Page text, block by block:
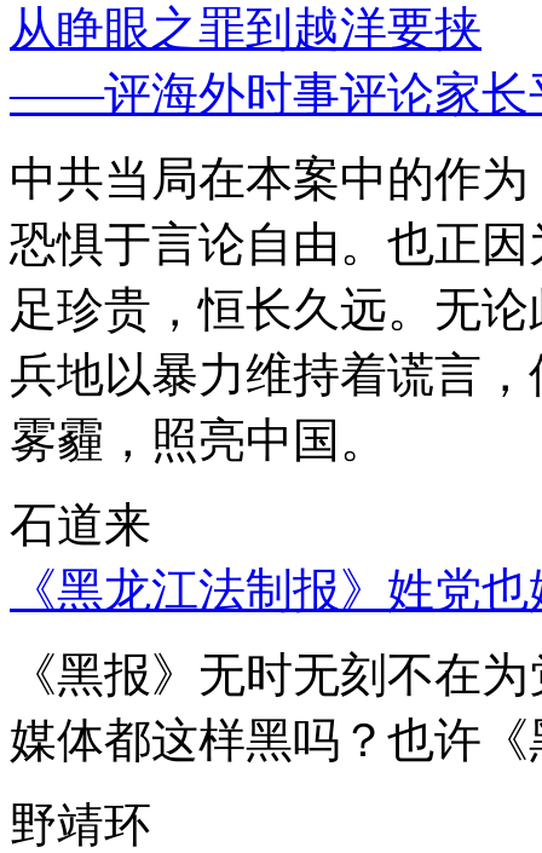
从睁眼之罪到越洋要挟
——评海外时事评论家长
中共当局在本案中的作
恐惧于言论自由。也正
足珍贵，恒长久远。无
兵地以暴力维持着谎言
雾霾，照亮中国。
石道来
《黑龙江法制报》姓党
《黑报》无时无刻不在
媒体都这样黑吗？也许
野靖环